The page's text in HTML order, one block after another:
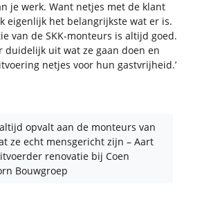
je werk. Want net­jes met de klant
ei­gen­lijk het be­lang­rijk­ste wat er is.
van de SKK-​monteurs is al­tijd goed.
dui­de­lijk uit wat ze gaan doen en
net­jes voor hun gast­vrij­heid.’
op­valt aan de mon­teurs van
ze echt mens­ge­richt zijn – Aart
re­no­va­tie bij Coen
Bouw­groep